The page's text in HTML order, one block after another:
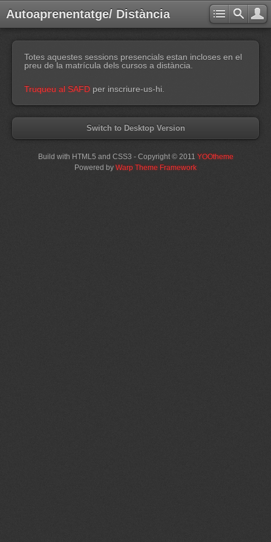
Autoaprenentatge/ Distància
Totes aquestes sessions presencials estan incloses en el
preu de la matrícula dels cursos a distància.
Truqueu al SAFD per inscriure-us-hi.
Switch to Desktop Version
Build with HTML5 and CSS3 - Copyright © 2011 YOOtheme
Powered by Warp Theme Framework